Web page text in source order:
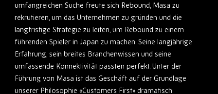
umfangreichen Suche freute sich Rebound, Masa zu
rekrutieren, um das Unternehmen zu gründen und die
langfristige Strategie zu leiten, um Rebound zu einem
führenden Spieler in Japan zu machen. Seine langjährige
Erfahrung, sein breites Branchenwissen und seine
umfassende Konnektivität passten perfekt. Unter der
Führung von Masa ist das Geschäft auf der Grundlage
unserer Philosophie «Customers First» dramatisch